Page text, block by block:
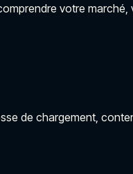
votre
de chargement,